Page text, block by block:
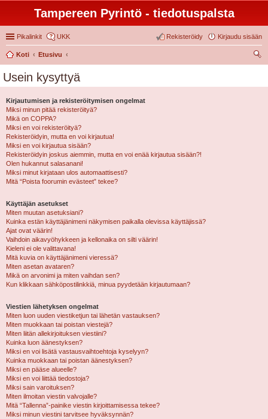
Tampereen Pyrintö - tiedotuspalsta
Pikalinkit UKK Kirjaudu sisään
Rekisteröidy
Koti
Etusivu
Usein kysyttyä
Kirjautumisen ja rekisteröitymisen ongelmat
Miksi minun pitää rekisteröityä?
Mikä on COPPA?
Miksi en voi rekisteröityä?
Rekisteröidyin, mutta en voi kirjautua!
Miksi en voi kirjautua sisään?
Rekisteröidyin joskus aiemmin, mutta en voi enää kirjautua sisään?!
Olen hukannut salasanani!
Miksi minut kirjataan ulos automaattisesti?
Mitä “Poista foorumin evästeet” tekee?
Käyttäjän asetukset
Miten muutan asetuksiani?
Kuinka estän käyttäjänimeni näkymisen paikalla olevissa käyttäjissä?
Ajat ovat väärin!
Vaihdoin aikavyöhykkeen ja kellonaika on silti väärin!
Kieleni ei ole valittavana!
Mitä kuvia on käyttäjänimeni vieressä?
Miten asetan avataren?
Mikä on arvonimi ja miten vaihdan sen?
Kun klikkaan sähköpostilinkkiä, minua pyydetään kirjautumaan?
Viestien lähetyksen ongelmat
Miten luon uuden viestiketjun tai lähetän vastauksen?
Miten muokkaan tai poistan viestejä?
Miten liitän allekirjoituksen viestiini?
Kuinka luon äänestyksen?
Miksi en voi lisätä vastausvaihtoehtoja kyselyyn?
Kuinka muokkaan tai poistan äänestyksen?
Miksi en pääse alueelle?
Miksi en voi liittää tiedostoja?
Miksi sain varoituksen?
Miten ilmoitan viestin valvojalle?
Mitä “Tallenna”-painike viestin kirjoittamisessa tekee?
Miksi minun viestini tarvitsee hyväksynnän?